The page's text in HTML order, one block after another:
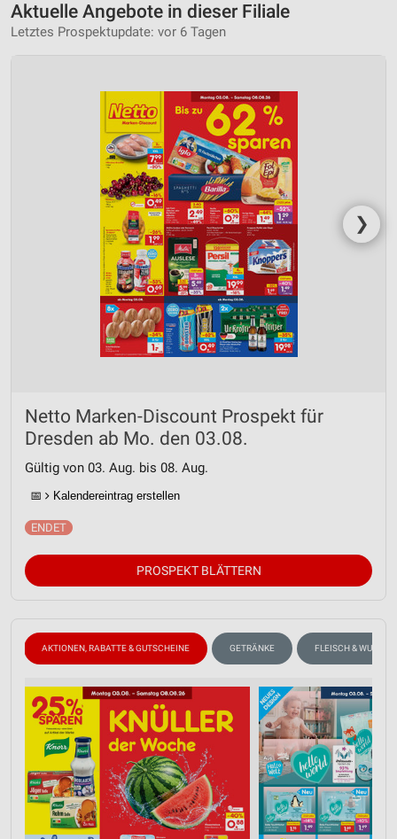
Aktuelle Angebote in dieser Filiale
Letztes Prospektupdate: vor 6 Tagen
❯
Netto Marken-Discount Prospekt für
Dresden ab Mo. den 03.08.
Gültig von 03. Aug. bis 08. Aug.
📅 Kalendereintrag erstellen
PROSPEKT BLÄTTERN
AKTIONEN, RABATTE & GUTSCHEINE GETRÄNKE FLEISCH & WURST